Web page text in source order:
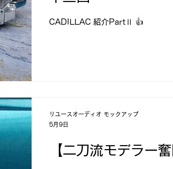
CADILLAC 紹介PartⅡ 👍
【二刀流モデラー
リユースオーディオ モックアップ
5月9日